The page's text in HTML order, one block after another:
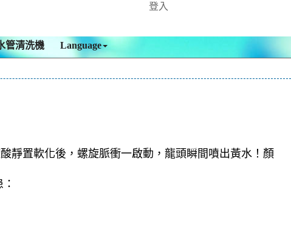
登入
管清洗機 Language
靜置軟化後，螺旋脈衝一啟動，龍頭瞬間噴出黃水！顏